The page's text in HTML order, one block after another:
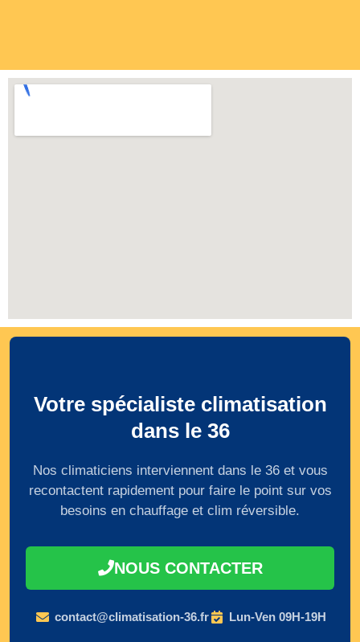
Votre spécialiste climatisation
dans le 36
Nos climaticiens interviennent dans le 36 et vous
recontactent rapidement pour faire le point sur vos
besoins en chauffage et clim réversible.
NOUS CONTACTER
contact@climatisation-36.fr Lun-Ven 09H-19H